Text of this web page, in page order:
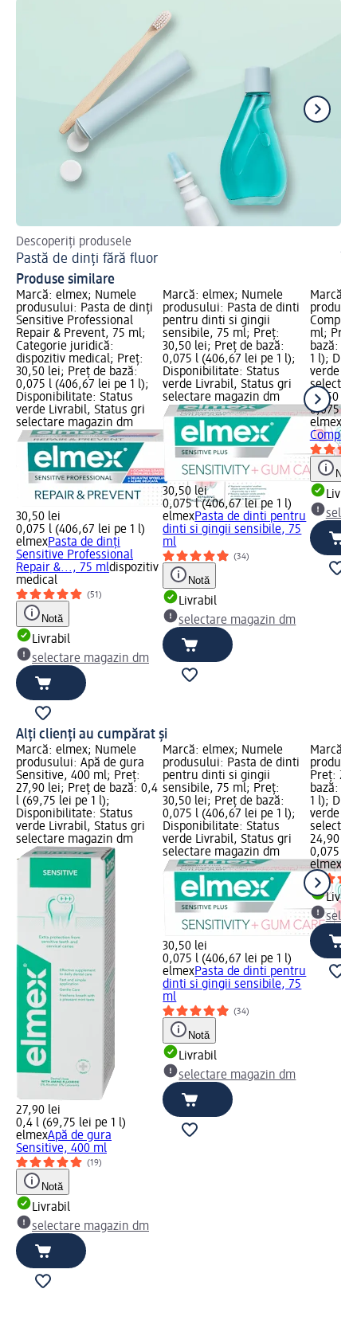
Descoperiți produsele
Pastă de dinți fără fluor
Produse similare
Marcă: elmex; Numele
produsului: Pasta de dinți
Sensitive Professional
Repair & Prevent, 75 ml;
Categorie juridică:
dispozitiv medical; Preț:
30,50 lei; Preț de bază:
0,075 l (406,67 lei pe 1 l);
Disponibilitate: Status
verde Livrabil, Status gri
selectare magazin dm
30,50 lei
0,075 l (406,67 lei pe 1 l)
elmexPasta de dinți
Sensitive Professional
Repair &..., 75 mldispozitiv
medical
(51)
Notă
Livrabil
selectare magazin dm
Marcă: elmex; Numele
produsului: Pasta de dinti
pentru dinti si gingii
sensibile, 75 ml; Preț:
30,50 lei; Preț de bază:
0,075 l (406,67 lei pe 1 l);
Disponibilitate: Status
verde Livrabil, Status gri
selectare magazin dm
30,50 lei
0,075 l (406,67 lei pe 1 l)
elmexPasta de dinti pentru
dinti si gingii sensibile, 75
ml
(34)
Notă
Livrabil
selectare magazin dm
Marcă:
ml;
bază:
1 l);
verde
30,50 lei
0,075 l
elmex
Notă
Alți clienți au cumpărat și
Marcă: elmex; Numele
produsului: Apă de gura
Sensitive, 400 ml; Preț:
27,90 lei; Preț de bază: 0,4
l (69,75 lei pe 1 l);
Disponibilitate: Status
verde Livrabil, Status gri
selectare magazin dm
27,90 lei
0,4 l (69,75 lei pe 1 l)
elmexApă de gura
Sensitive, 400 ml
(19)
Notă
Livrabil
selectare magazin dm
Marcă: elmex; Numele
produsului: Pasta de dinti
pentru dinti si gingii
sensibile, 75 ml; Preț:
30,50 lei; Preț de bază:
0,075 l (406,67 lei pe 1 l);
Disponibilitate: Status
verde Livrabil, Status gri
selectare magazin dm
30,50 lei
0,075 l (406,67 lei pe 1 l)
elmexPasta de dinti pentru
dinti si gingii sensibile, 75
ml
(34)
Notă
Livrabil
selectare magazin dm
Marcă:
Preț:
bază:
1 l);
verde
24,90 lei
0,075 l
elmex